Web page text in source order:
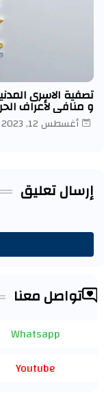
تصفية الاسرى
و منافي لأعراف
أغسطس 12, 2023
إرسال تعليق
تواصل معنا
Whatsapp
Youtube